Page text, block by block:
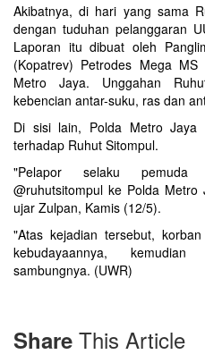
Akibatnya, di hari yang sama
dengan tuduhan pelanggaran
Laporan itu dibuat oleh
(Kopatrev) Petrodes Mega
Metro Jaya. Unggahan
kebencian antar-suku, ras dan
Di sisi lain, Polda Metro Jaya
terhadap Ruhut Sitompul.
"Pelapor selaku pemuda
@ruhutsitompul ke Polda
ujar Zulpan, Kamis (12/5).
"Atas kejadian tersebut,
kebudayaannya,
sambungnya. (UWR)
Share This Article